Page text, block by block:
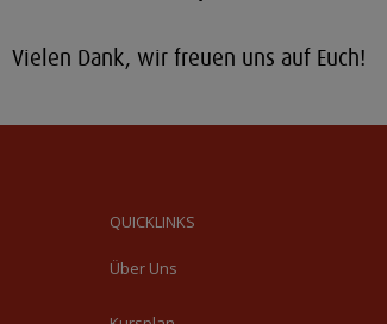
Vielen Dank, wir freuen uns auf Euch!
QUICKLINKS
Über Uns